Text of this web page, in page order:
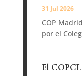
31 Jul 2026
COP
por el
El